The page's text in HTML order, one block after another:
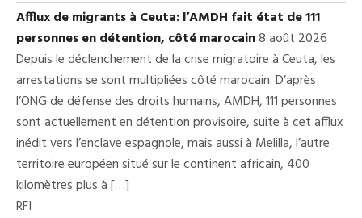
Afflux de migrants à Ceuta: l’AMDH fait état de 111
personnes en détention, côté marocain8 août 2026
Depuis le déclenchement de la crise migratoire à Ceuta, les
arrestations se sont multipliées côté marocain. D’après
l’ONG de défense des droits humains, AMDH, 111 personnes
sont actuellement en détention provisoire, suite à cet afflux
inédit vers l’enclave espagnole, mais aussi à Melilla, l’autre
territoire européen situé sur le continent africain, 400
kilomètres plus à […]
RFI